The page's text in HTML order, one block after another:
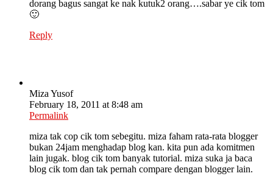
dorang bagus sangat ke nak kutuk2 orang….sabar ye cik tom
🙂
Reply
Miza Yusof
February 18, 2011 at 8:48 am
Permalink
miza tak cop cik tom sebegitu. miza faham rata-rata blogger
bukan 24jam menghadap blog kan. kita pun ada komitmen
lain jugak. blog cik tom banyak tutorial. miza suka ja baca
blog cik tom dan tak pernah compare dengan blogger lain.